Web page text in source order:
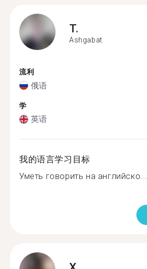
T.
Ashgabat
流利
俄语
学
英语
我的语言学习目标
Уметь говорить на английско...